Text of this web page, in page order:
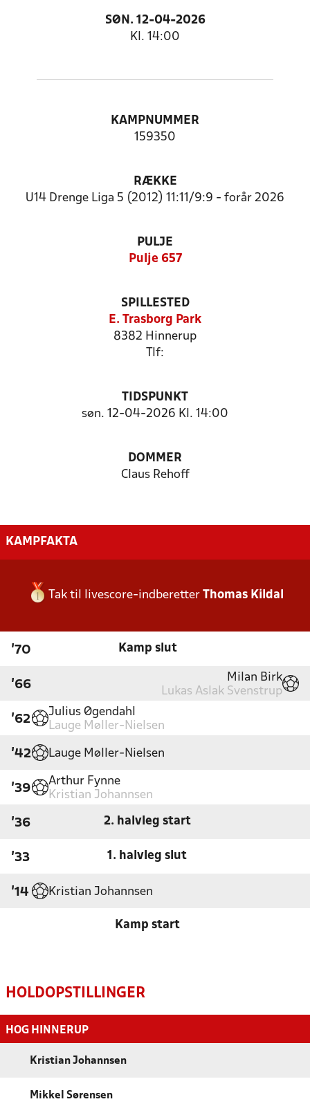
SØN. 12-04-2026
Kl. 14:00
KAMPNUMMER
159350
RÆKKE
U14 Drenge Liga 5 (2012) 11:11/9:9 - forår 2026
PULJE
Pulje 657
SPILLESTED
E. Trasborg Park
8382 Hinnerup
Tlf:
TIDSPUNKT
søn. 12-04-2026 Kl. 14:00
DOMMER
Claus Rehoff
KAMPFAKTA
Tak til livescore-indberetter Thomas Kildal
'70 Kamp slut
'66
Milan Birk
Lukas Aslak Svenstrup
'62
Julius Øgendahl
Lauge Møller-Nielsen
'42 Lauge Møller-Nielsen
'39
Arthur Fynne
Kristian Johannsen
'36 2. halvleg start
'33 1. halvleg slut
'14 Kristian Johannsen
Kamp start
HOLDOPSTILLINGER
HOG HINNERUP
Kristian Johannsen
Mikkel Sørensen